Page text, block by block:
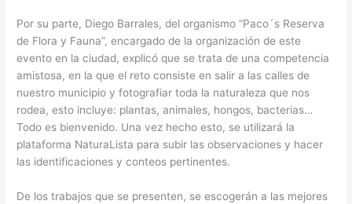
Por su parte, Diego Barrales, del organismo “Paco´s Reserva
de Flora y Fauna”, encargado de la organización de este
evento en la ciudad, explicó que se trata de una competencia
amistosa, en la que el reto consiste en salir a las calles de
nuestro municipio y fotografiar toda la naturaleza que nos
rodea, esto incluye: plantas, animales, hongos, bacterias…
Todo es bienvenido. Una vez hecho esto, se utilizará la
plataforma NaturaLista para subir las observaciones y hacer
las identificaciones y conteos pertinentes.
De los trabajos que se presenten, se escogerán a las mejores